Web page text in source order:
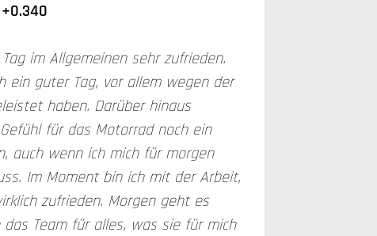
+0.340
im Allgemeinen sehr zufrieden.
ein guter Tag, vor allem wegen der
haben. Darüber hinaus
für das Motorrad noch ein
auch wenn ich mich für morgen
Im Moment bin ich mit der Arbeit,
zufrieden. Morgen geht es
das Team für alles, was sie für mich